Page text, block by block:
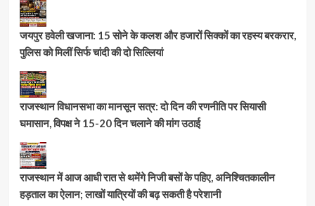
जयपुर हवेली खजाना: 15 सोने के कलश और हजारों सिक्कों का रहस्य बरकरार,
पुलिस को मिलीं सिर्फ चांदी की दो सिल्लियां
राजस्थान विधानसभा का मानसून सत्र: दो दिन की रणनीति पर सियासी
घमासान, विपक्ष ने 15-20 दिन चलाने की मांग उठाई
राजस्थान में आज आधी रात से थमेंगे निजी बसों के पहिए, अनिश्चितकालीन
हड़ताल का ऐलान; लाखों यात्रियों की बढ़ सकती है परेशानी